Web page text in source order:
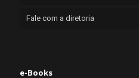
Fale com a diretoria
e-Books